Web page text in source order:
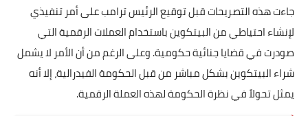
جاءت هذه التصريحات قبل توقيع الرئيس ترامب على أمر تنفيذي
لإنشاء احتياطي من البيتكوين باستخدام العملات الرقمية التي
صودرت في قضايا جنائية حكومية. وعلى الرغم من أن الأمر لا يشمل
شراء البيتكوين بشكل مباشر من قبل الحكومة الفيدرالية، إلا أنه
يمثل تحولاً في نظرة الحكومة لهذه العملة الرقمية.